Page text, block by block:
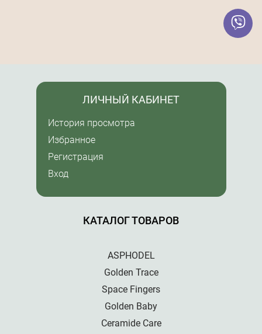
КАТАЛОГ ТОВАРОВ
ASPHODEL
Golden Trace
Space Fingers
Golden Baby
Ceramide Care
ЛИЧНЫЙ КАБИНЕТ
История просмотра
Избранное
Регистрация
Вход